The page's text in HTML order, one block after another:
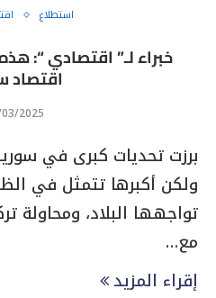
استطلاع
خبراء لـ” اقتصادي “:
اقتصاد
2025
برزت تحديات كبرى في
ولكن أكبرها تتمثل في
تواجهها البلاد، ومحاولة
مع…
إقراء المزيد